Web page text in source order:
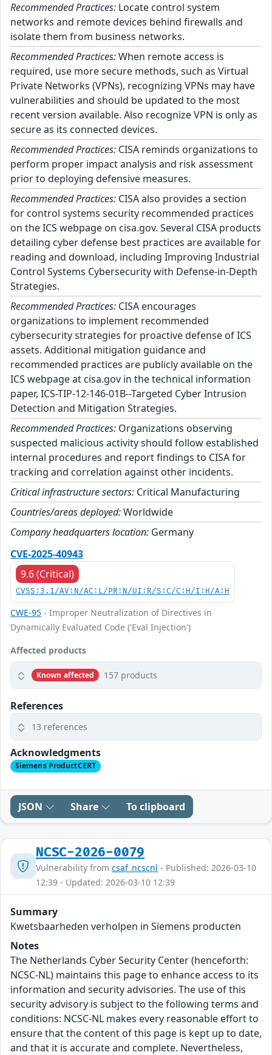
Recommended Practices: Locate control system
networks and remote devices behind firewalls and
isolate them from business networks.
Recommended Practices:When remote access is
required, use more secure methods, such as Virtual
Private Networks (VPNs), recognizing VPNs may have
vulnerabilities and should be updated to the most
recent version available. Also recognize VPN is only as
secure as its connected devices.
Recommended Practices: CISA reminds organizations to
perform proper impact analysis and risk assessment
prior to deploying defensive measures.
Recommended Practices: CISA also provides a section
for control systems security recommended practices
on the ICS webpage on cisa.gov. Several CISA products
detailing cyber defense best practices are available for
reading and download, including Improving Industrial
Control Systems Cybersecurity with Defense-in-Depth
Strategies.
Recommended Practices: CISA encourages
organizations to implement recommended
cybersecurity strategies for proactive defense of ICS
assets. Additional mitigation guidance and
recommended practices are publicly available on the
ICS webpage at cisa.gov in the technical information
paper, ICS-TIP-12-146-01B--Targeted Cyber Intrusion
Detection and Mitigation Strategies.
Recommended Practices: Organizations observing
suspected malicious activity should follow established
internal procedures and report findings to CISA for
tracking and correlation against other incidents.
Critical infrastructure sectors: Critical Manufacturing
Countries/areas deployed:Worldwide
Company headquarters location: Germany
CVE-2025-40943
9.6 (Critical)
CVSS:3.1/AV:N/AC:L/PR:N/UI:R/S:C/C:H/I:H/A:H
CWE-95 - Improper Neutralization of Directives in
Dynamically Evaluated Code ('Eval Injection')
Affected products
Known affected 157 products
References
13 references
Acknowledgments
Siemens ProductCERT
JSON Share To clipboard
NCSC-2026-0079
Vulnerability from csaf_ncscnl - Published: 2026-03-10
12:39 - Updated: 2026-03-10 12:39
Summary
Kwetsbaarheden verholpen in Siemens producten
Notes
The Netherlands Cyber Security Center (henceforth:
NCSC-NL) maintains this page to enhance access to its
information and security advisories. The use of this
security advisory is subject to the following terms and
conditions: NCSC-NL makes every reasonable effort to
ensure that the content of this page is kept up to date,
and that it is accurate and complete. Nevertheless,